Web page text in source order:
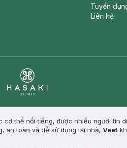
Tuyển
Liên hệ
cơ thể nổi tiếng, được nhiều người tin
an toàn và dễ sử dụng tại nhà, Veet